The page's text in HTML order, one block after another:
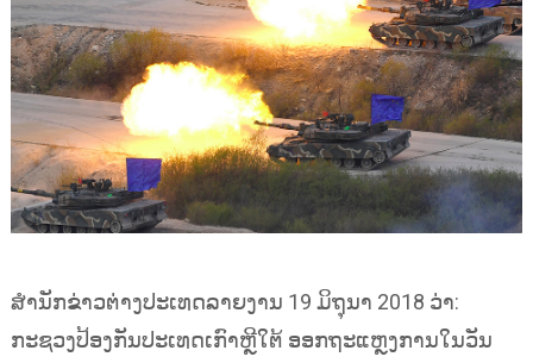
ສຳນັກຂ່າວຕ່າງປະເທດລາຍງານ 19 ມິຖຸນາ 2018 ວ່າ:
ກະຊວງປ້ອງກັນປະເທດເກົາຫຼີໃຕ້ ອອກຖະແຫຼງການໃນວັນ